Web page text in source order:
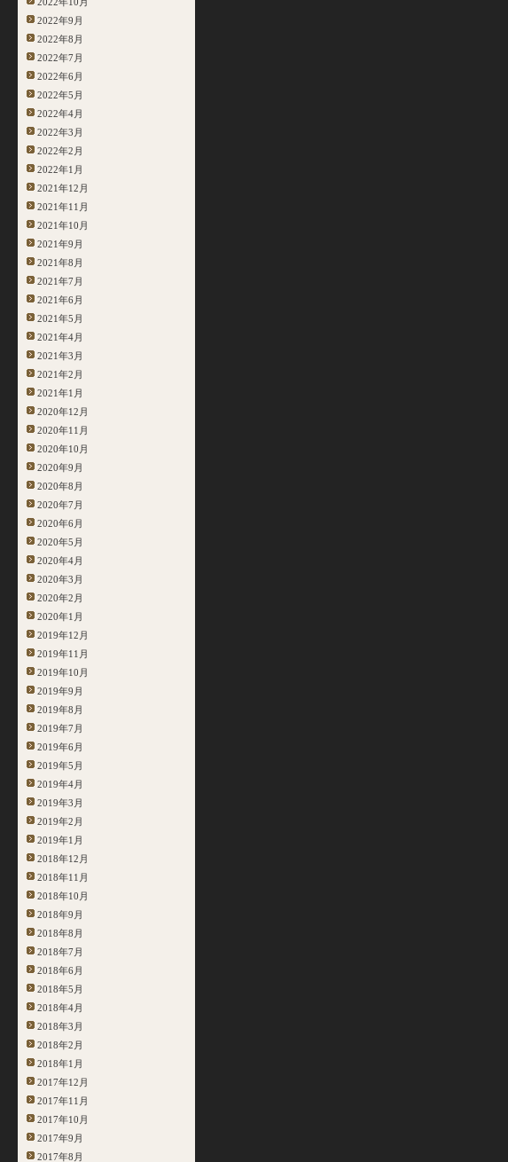
2022年9月
2022年8月
2022年7月
2022年6月
2022年5月
2022年4月
2022年3月
2022年2月
2022年1月
2021年12月
2021年11月
2021年10月
2021年9月
2021年8月
2021年7月
2021年6月
2021年5月
2021年4月
2021年3月
2021年2月
2021年1月
2020年12月
2020年11月
2020年10月
2020年9月
2020年8月
2020年7月
2020年6月
2020年5月
2020年4月
2020年3月
2020年2月
2020年1月
2019年12月
2019年11月
2019年10月
2019年9月
2019年8月
2019年7月
2019年6月
2019年5月
2019年4月
2019年3月
2019年2月
2019年1月
2018年12月
2018年11月
2018年10月
2018年9月
2018年8月
2018年7月
2018年6月
2018年5月
2018年4月
2018年3月
2018年2月
2018年1月
2017年12月
2017年11月
2017年10月
2017年9月
2017年8月